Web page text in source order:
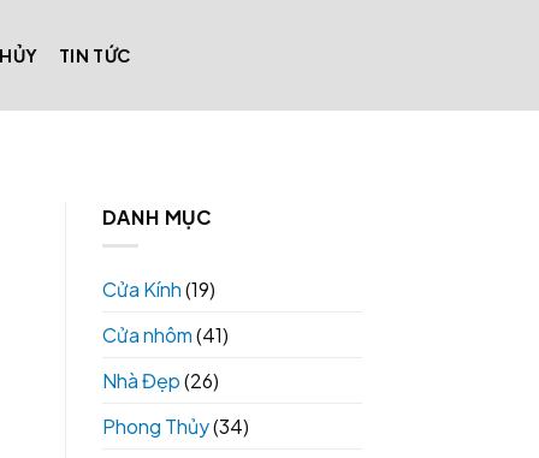
TIN TỨC
DANH MỤC
Cửa Kính(19)
Cửa nhôm(41)
Nhà Đẹp(26)
Phong Thủy(34)